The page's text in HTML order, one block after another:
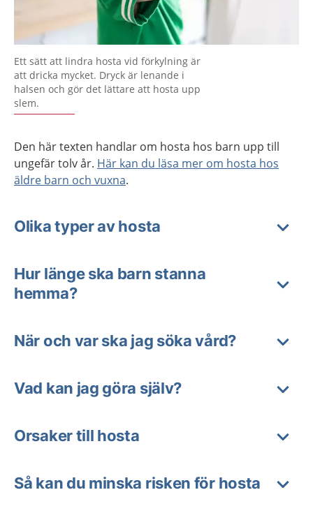
Ett sätt att lindra hosta vid förkylning är
att dricka mycket. Dryck är lenande i
halsen och gör det lättare att hosta upp
slem.
Den här texten handlar om hosta hos barn upp till
ungefär tolv år. Här kan du läsa mer om hosta hos
äldre barn och vuxna.
Olika typer av hosta
Hur länge ska barn stanna
hemma?
När och var ska jag söka vård?
Vad kan jag göra själv?
Orsaker till hosta
Så kan du minska risken för hosta